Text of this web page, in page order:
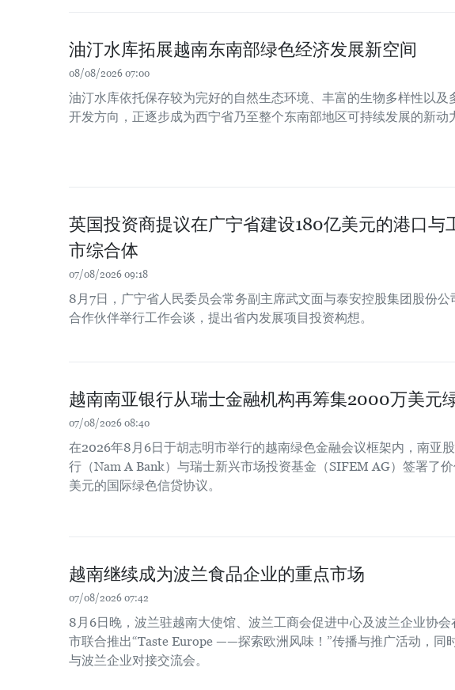
油汀水库拓展越南东南部绿色经济发展新空间
08/08/2026 07:00
油汀水库依托保存较为完好的自然生态环境、丰富的生物多样性以及
开发方向，正逐步成为西宁省乃至整个东南部地区可持续发展的新动
英国投资商提议在广宁省建设180亿美元的港口与
市综合体
07/08/2026 09:18
8月7日，广宁省人民委员会常务副主席武文面与泰安控股集团股份公
合作伙伴举行工作会谈，提出省内发展项目投资构想。
越南南亚银行从瑞士金融机构再筹集2000万美元
07/08/2026 08:40
在2026年8月6日于胡志明市举行的越南绿色金融会议框架内，南亚
行（Nam A Bank）与瑞士新兴市场投资基金（SIFEM AG）签署了
美元的国际绿色信贷协议。
越南继续成为波兰食品企业的重点市场
07/08/2026 07:42
8月6日晚，波兰驻越南大使馆、波兰工商会促进中心及波兰企业协会
市联合推出“Taste Europe ——探索欧洲风味！”传播与推广活动，同
与波兰企业对接交流会。